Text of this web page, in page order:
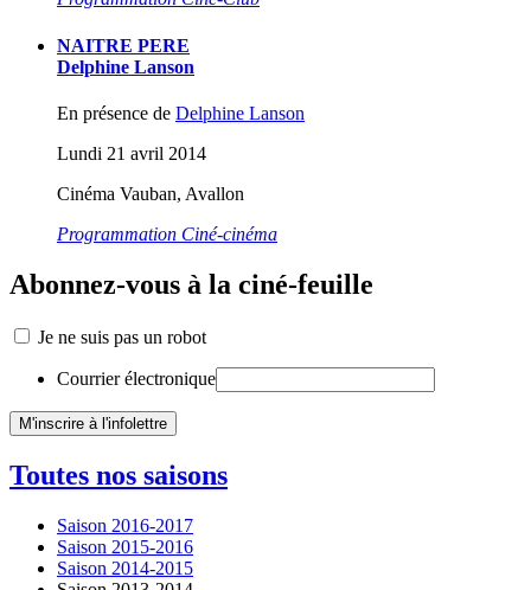
NAITRE PERE
Delphine Lanson
En présence de Delphine Lanson
Lundi 21 avril 2014
Cinéma Vauban, Avallon
Programmation Ciné-cinéma
Abonnez-vous à la ciné-feuille
Je ne suis pas un robot
Courrier électronique
Toutes nos saisons
Saison 2016-2017
Saison 2015-2016
Saison 2014-2015